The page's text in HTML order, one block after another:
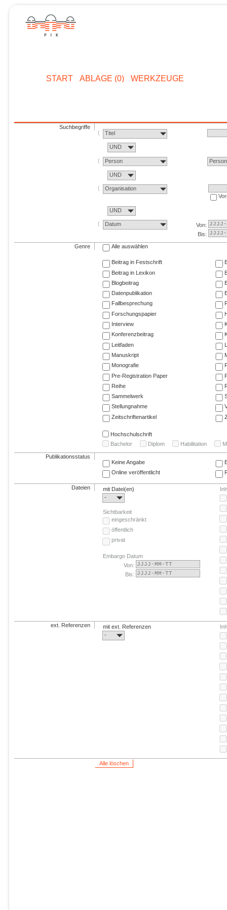
START ABLAGE (0) WERKZEUGE
Suchbegriffe
Titel
UND
Person Person
UND
Organisation
UND
Datum
Von:
Bis:
Genre Alle auswählen
Beitrag in Festschrift
Beitrag in Lexikon
Blogbeitrag
Datenpublikation
Fallbesprechung
Forschungspapier
Interview
Konferenzbeitrag
Leitfaden
Manuskript
Monografie
Pre-Registration Paper
Reihe
Sammelwerk
Stellungnahme
Zeitschriftenartikel
Hochschulschrift
Bachelor
Diplom Habilitation
Publikationsstatus
Keine Angabe
Online veröffentlicht
Dateien
mit Datei(en)
-
Sichtbarkeit
eingeschränkt
öffentlich
privat
Embargo Datum
Von:
Bis:
ext. Referenzen
mit ext. Referenzen
-